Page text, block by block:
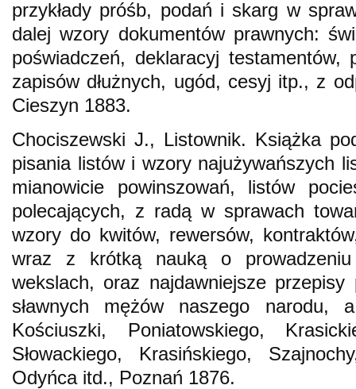
przykłady próśb, podań i skarg w
dalej wzory dokumentów prawnych:
poświadczeń, deklaracyj testamentów,
zapisów dłużnych, ugód, cesyj itp., z
Cieszyn 1883.
Chociszewski J., Listownik. Książka
pisania listów i wzory najużywańszych
mianowicie powinszowań, listów
polecających, z radą w sprawach
wzory do kwitów, rewersów,
wraz z krótką nauką o
wekslach, oraz najdawniejsze
sławnych mężów naszego narodu,
Kościuszki, Poniatowskiego,
Słowackiego, Krasińskiego,
Odyńca itd., Poznań 1876.